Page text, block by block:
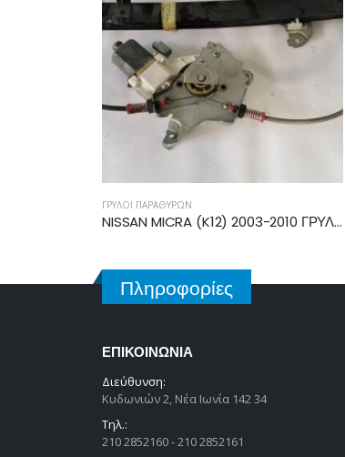
ΓΡΎΛΟΙ ΠΑΡΑΘΎΡΩΝ
NISSAN MICRA (K12) 2003-2010 ΓΡΥΛΛΟΣ ΕΜΠΡΟΣ ΔΕΞΙΟΣ 0130822203
Πληροφορίες
ΕΠΙΚΟΙΝΩΝΊΑ
Διεύθυνση:
Κυδωνιών 2, Νέα Ιωνία 142 34
Τηλ.:
210 2852160 - 210 2852161